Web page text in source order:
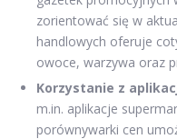
zorientować się w
handlowych oferuje
owoce, warzywa oraz
Korzystanie z
m.in. aplikacje
porównywarki cen